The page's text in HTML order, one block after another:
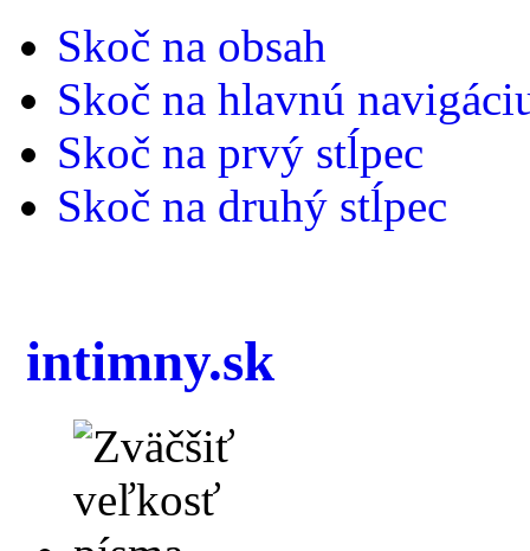
Skoč na obsah
Skoč na hlavnú
Skoč na prvý stĺpec
Skoč na druhý stĺpec
intimny.sk